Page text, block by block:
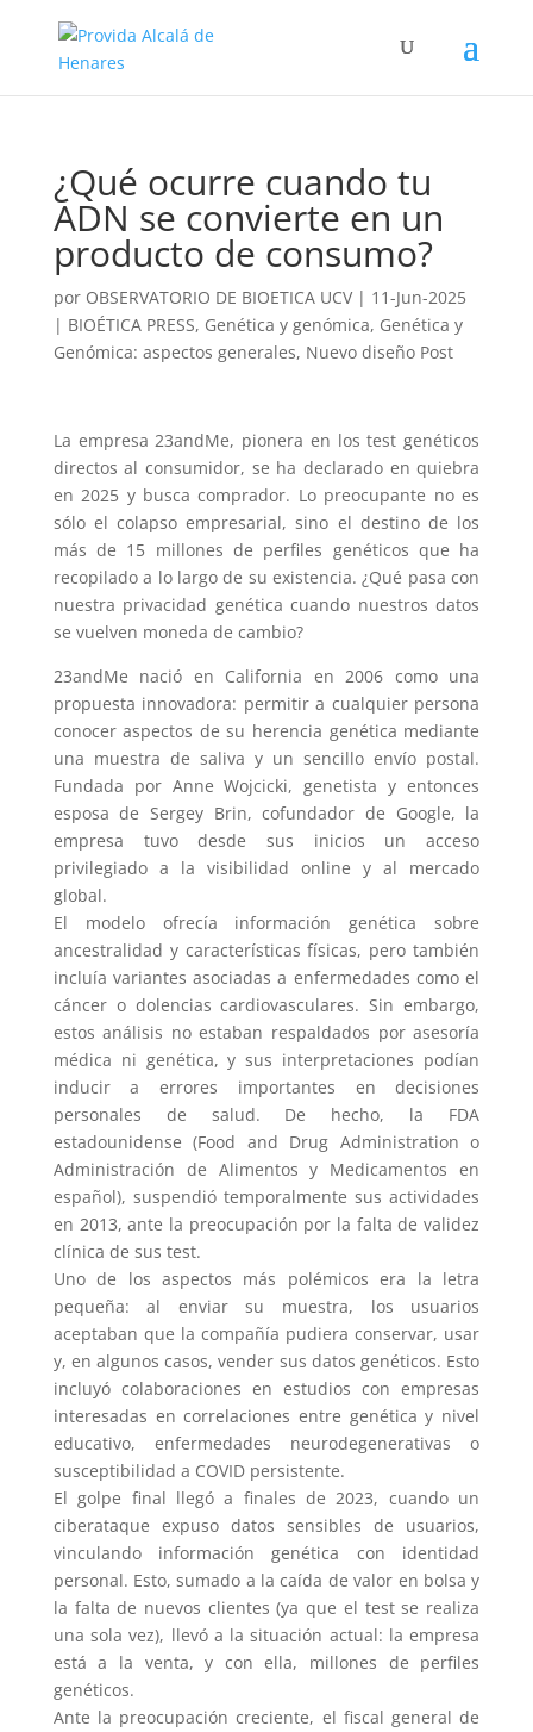
¿Qué ocurre cuando tu
ADN se convierte en un
producto de consumo?
por OBSERVATORIO DE BIOETICA UCV| 11-Jun-2025
| BIOÉTICA PRESS, Genética y genómica, Genética y
Genómica: aspectos generales, Nuevo diseño Post
La empresa 23andMe, pionera en los test genéticos
directos al consumidor, se ha declarado en quiebra
en 2025 y busca comprador. Lo preocupante no es
sólo el colapso empresarial, sino el destino de los
más de 15 millones de perfiles genéticos que ha
recopilado a lo largo de su existencia. ¿Qué pasa con
nuestra privacidad genética cuando nuestros datos
se vuelven moneda de cambio?
23andMe nació en California en 2006 como una
propuesta innovadora: permitir a cualquier persona
conocer aspectos de su herencia genética mediante
una muestra de saliva y un sencillo envío postal.
Fundada por Anne Wojcicki, genetista y entonces
esposa de Sergey Brin, cofundador de Google, la
empresa tuvo desde sus inicios un acceso
privilegiado a la visibilidad online y al mercado
global.
El modelo ofrecía información genética sobre
ancestralidad y características físicas, pero también
incluía variantes asociadas a enfermedades como el
cáncer o dolencias cardiovasculares. Sin embargo,
estos análisis no estaban respaldados por asesoría
médica ni genética, y sus interpretaciones podían
inducir a errores importantes en decisiones
personales de salud. De hecho, la FDA
estadounidense (Food and Drug Administration o
Administración de Alimentos y Medicamentos en
español), suspendió temporalmente sus actividades
en 2013, ante la preocupación por la falta de validez
clínica de sus test.
Uno de los aspectos más polémicos era la letra
pequeña: al enviar su muestra, los usuarios
aceptaban que la compañía pudiera conservar, usar
y, en algunos casos, vender sus datos genéticos. Esto
incluyó colaboraciones en estudios con empresas
interesadas en correlaciones entre genética y nivel
educativo, enfermedades neurodegenerativas o
susceptibilidad a COVID persistente.
El golpe final llegó a finales de 2023, cuando un
ciberataque expuso datos sensibles de usuarios,
vinculando información genética con identidad
personal. Esto, sumado a la caída de valor en bolsa y
la falta de nuevos clientes (ya que el test se realiza
una sola vez), llevó a la situación actual: la empresa
está a la venta, y con ella, millones de perfiles
genéticos.
Ante la preocupación creciente, el fiscal general de